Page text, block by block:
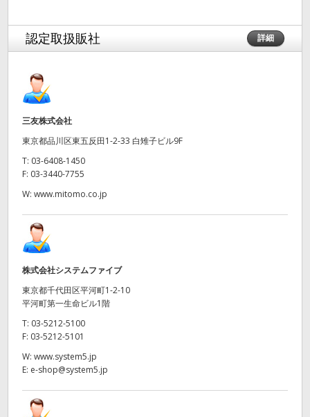
認定取扱販社 詳細
三友株式会社
東京都品川区東五反田1-2-33 白雉子ビル9F
T: 03-6408-1450
F: 03-3440-7755
W: www.mitomo.co.jp
株式会社システムファイブ
東京都千代田区平河町1-2-10
平河町第一生命ビル1階
T: 03-5212-5100
F: 03-5212-5101
W: www.system5.jp
E: e-shop@system5.jp